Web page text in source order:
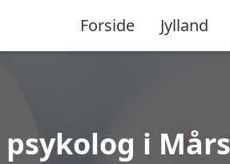
Forside Jylland
i